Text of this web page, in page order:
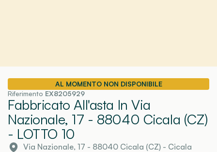
AL MOMENTO NON DISPONIBILE
Riferimento EX8205929
Fabbricato All'asta In Via
Nazionale, 17 - 88040 Cicala (CZ)
- LOTTO 10
Via Nazionale, 17 - 88040 Cicala (CZ) - Cicala